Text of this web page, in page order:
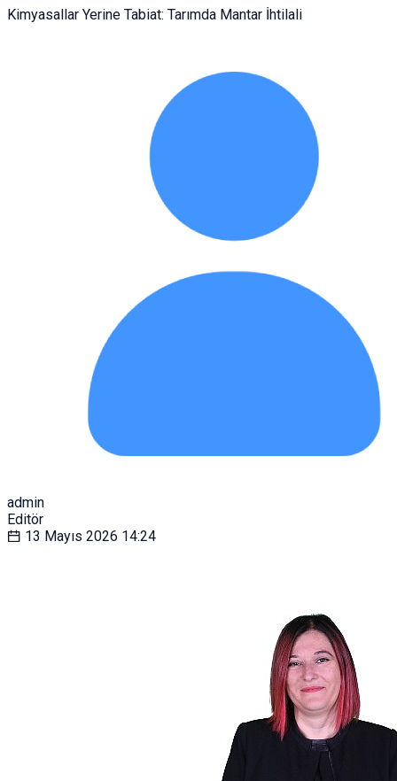
Kimyasallar Yerine Tabiat: Tarımda Mantar İhtilali
admin
Editör
13 Mayıs 2026 14:24